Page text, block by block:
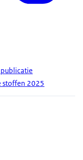
stoffen 2025